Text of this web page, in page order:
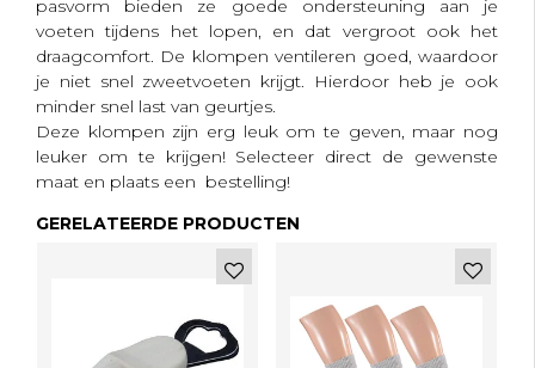
pasvorm bieden ze goede ondersteuning aan je
voeten tijdens het lopen, en dat vergroot ook het
draagcomfort. De klompen ventileren goed, waardoor
je niet snel zweetvoeten krijgt. Hierdoor heb je ook
minder snel last van geurtjes.
Deze klompen zijn erg leuk om te geven, maar nog
leuker om te krijgen! Selecteer direct de gewenste
maat en plaats een bestelling!
GERELATEERDE PRODUCTEN